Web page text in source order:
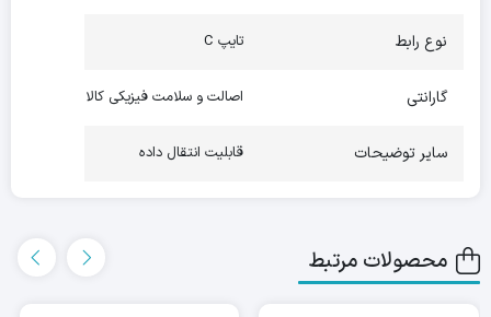
نوع رابط تایپ C
گارانتی اصالت و سلامت فیزیکی کالا
سایر توضیحات قابلیت انتقال داده
محصولات مرتبط